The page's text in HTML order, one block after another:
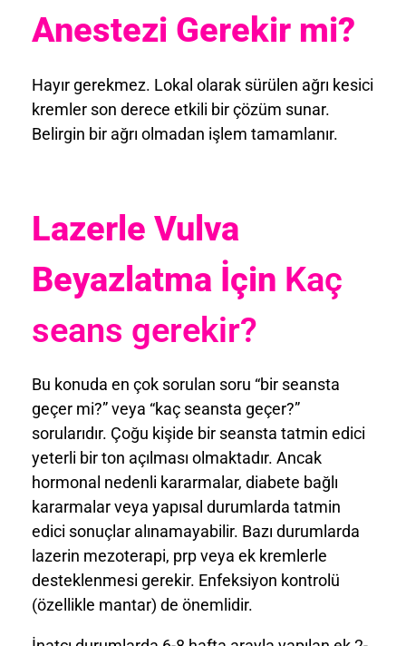
Anestezi Gerekir mi?
Hayır gerekmez. Lokal olarak sürülen ağrı kesici
kremler son derece etkili bir çözüm sunar.
Belirgin bir ağrı olmadan işlem tamamlanır.
Lazerle Vulva
Beyazlatma İçin Kaç
seans gerekir?
Bu konuda en çok sorulan soru “bir seansta
geçer mi?” veya “kaç seansta geçer?”
sorularıdır. Çoğu kişide bir seansta tatmin edici
yeterli bir ton açılması olmaktadır. Ancak
hormonal nedenli kararmalar, diabete bağlı
kararmalar veya yapısal durumlarda tatmin
edici sonuçlar alınamayabilir. Bazı durumlarda
lazerin mezoterapi, prp veya ek kremlerle
desteklenmesi gerekir. Enfeksiyon kontrolü
(özellikle mantar) de önemlidir.